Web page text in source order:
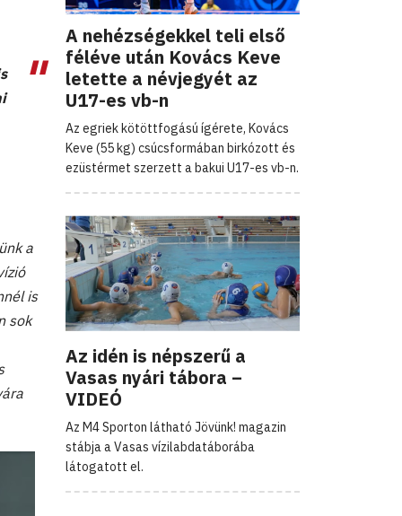
a
is
sok
A nehézségekkel teli első
féléve után Kovács Keve
letette a névjegyét az
U17-es vb-n
Az egriek kötöttfogású ígérete, Kovács
Keve (55 kg) csúcsformában birkózott és
ezüstérmet szerzett a bakui U17-es vb-n.
Az idén is népszerű a
Vasas nyári tábora –
VIDEÓ
Az M4 Sporton látható Jövünk! magazin
stábja a Vasas vízilabdatáborába
látogatott el.